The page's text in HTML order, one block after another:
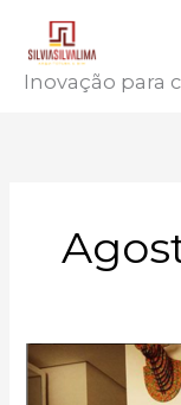
conteúdo
Inovação para
Decorar
com